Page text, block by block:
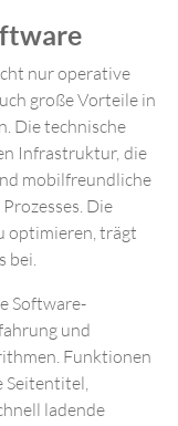
nur operative
große Vorteile in
Die technische
Infrastruktur, die
mobilfreundliche
Die
optimieren, trägt
bei.
Software-
und
Funktionen
Seitentitel,
ladende